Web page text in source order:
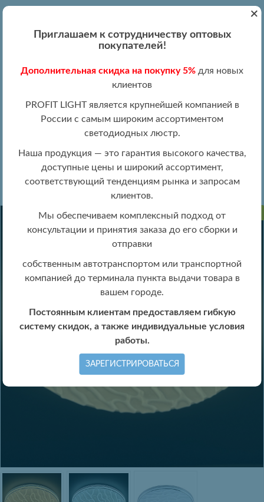
Регистрация
ПН-ПТ 09:00 - 19:00
info@profitlight.ru
Люстры оптом » Люстры LIGHTED оптом » 2158/450 WH+CR
ПРОДАНО
+
Приглашаем к сотрудничеству оптовых
покупателей!
Дополнительная скидка на покупку 5% для новых
клиентов
PROFIT LIGHT является крупнейшей компанией в
России с самым широким ассортиментом
светодиодных люстр.
Наша продукция — это гарантия высокого качества,
доступные цены и широкий ассортимент,
соответствующий тенденциям рынка и запросам
клиентов.
Мы обеспечиваем комплексный подход от
консультации и принятия заказа до его сборки и
отправки
собственным автотранспортом или транспортной
компанией до терминала пункта выдачи товара в
вашем городе.
Постоянным клиентам предоставляем гибкую
систему скидок, а также индивидуальные условия
работы.
ЗАРЕГИСТРИРОВАТЬСЯ